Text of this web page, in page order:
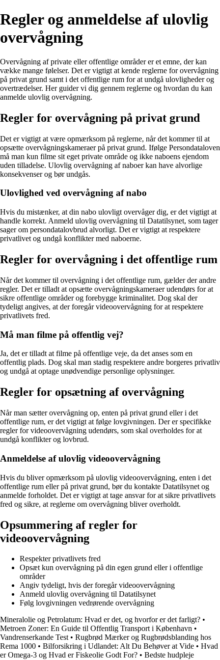
Regler og anmeldelse af ulovlig
overvågning
Overvågning af private eller offentlige områder er et emne, der kan
vække mange følelser. Det er vigtigt at kende reglerne for overvågning
på privat grund samt i det offentlige rum for at undgå ulovligheder og
overtrædelser. Her guider vi dig gennem reglerne og hvordan du kan
anmelde ulovlig overvågning.
Regler for overvågning på privat grund
Det er vigtigt at være opmærksom på reglerne, når det kommer til at
opsætte overvågningskameraer på privat grund. Ifølge Persondataloven
må man kun filme sit eget private område og ikke naboens ejendom
uden tilladelse. Ulovlig overvågning af naboer kan have alvorlige
konsekvenser og bør undgås.
Ulovlighed ved overvågning af nabo
Hvis du mistænker, at din nabo ulovligt overvåger dig, er det vigtigt at
handle korrekt. Anmeld ulovlig overvågning til Datatilsynet, som tager
sager om persondatalovbrud alvorligt. Det er vigtigt at respektere
privatlivet og undgå konflikter med naboerne.
Regler for overvågning i det offentlige rum
Når det kommer til overvågning i det offentlige rum, gælder der andre
regler. Det er tilladt at opsætte overvågningskameraer udendørs for at
sikre offentlige områder og forebygge kriminalitet. Dog skal der
tydeligt angives, at der foregår videoovervågning for at respektere
privatlivets fred.
Må man filme på offentlig vej?
Ja, det er tilladt at filme på offentlige veje, da det anses som en
offentlig plads. Dog skal man stadig respektere andre borgeres privatliv
og undgå at optage unødvendige personlige oplysninger.
Regler for opsætning af overvågning
Når man sætter overvågning op, enten på privat grund eller i det
offentlige rum, er det vigtigt at følge lovgivningen. Der er specifikke
regler for videoovervågning udendørs, som skal overholdes for at
undgå konflikter og lovbrud.
Anmeldelse af ulovlig videoovervågning
Hvis du bliver opmærksom på ulovlig videoovervågning, enten i det
offentlige rum eller på privat grund, bør du kontakte Datatilsynet og
anmelde forholdet. Det er vigtigt at tage ansvar for at sikre privatlivets
fred og sikre, at reglerne om overvågning bliver overholdt.
Opsummering af regler for
videoovervågning
Respekter privatlivets fred
Opsæt kun overvågning på din egen grund eller i offentlige
områder
Angiv tydeligt, hvis der foregår videoovervågning
Anmeld ulovlig overvågning til Datatilsynet
Følg lovgivningen vedrørende overvågning
Mineralolie og Petrolatum: Hvad er det, og hvorfor er det farligt? •
Metroen Zoner: En Guide til Offentlig Transport i København •
Vandrenserkande Test• Rugbrød Mærker og Rugbrødsblanding hos
Rema 1000 • Bilforsikring i Udlandet: Alt Du Behøver at Vide • Hvad
er Omega-3 og Hvad er Fiskeolie Godt For? • Bedste hudpleje